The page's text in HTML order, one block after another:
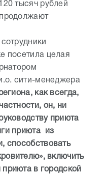
тысяч рублей
посетила целая
сити-менеджера
как всегда,
он, ни
приюта
приюта из
способствовать
включить
в городской